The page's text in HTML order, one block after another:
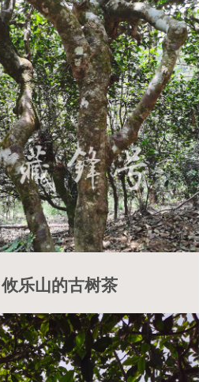
攸乐山的古树茶